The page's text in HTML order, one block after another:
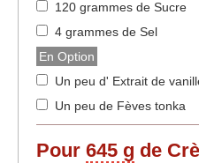
120 grammes de Sucre
4 grammes de Sel
En Option
Un peu d' Extrait de
Un peu de Fèves tonka
Pour 645 g de